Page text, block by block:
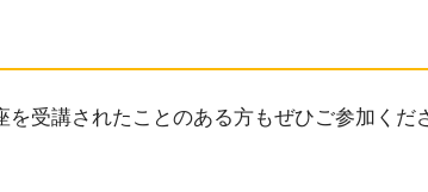
受講されたことのある方もぜひご参加くだ